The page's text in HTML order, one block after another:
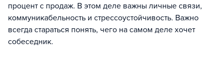
процент с продаж. В этом деле важны личные связи,
коммуникабельность и стрессоустойчивость. Важно
всегда стараться понять, чего на самом деле хочет
собеседник.